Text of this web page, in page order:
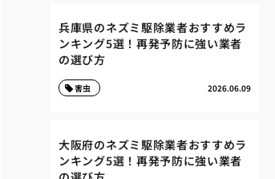
兵庫県のネズミ駆除業者おすすめラ
ンキング5選！再発予防に強い業者
の選び方
2026.06.09
害虫
大阪府のネズミ駆除業者おすすめラ
ンキング5選！再発予防に強い業者